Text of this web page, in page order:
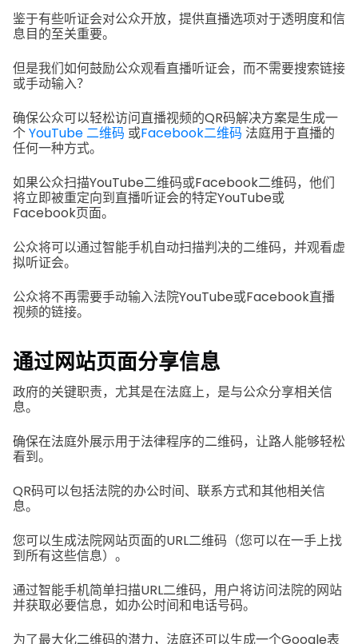
鉴于有些听证会对公众开放，提供直播选项对于透明度和信
息目的至关重要。
但是我们如何鼓励公众观看直播听证会，而不需要搜索链接
或手动输入？
确保公众可以轻松访问直播视频的QR码解决方案是生成一
个YouTube 二维码 或Facebook二维码 法庭用于直播的
任何一种方式。
如果公众扫描YouTube二维码或Facebook二维码，他们
将立即被重定向到直播听证会的特定YouTube或
Facebook页面。
公众将可以通过智能手机自动扫描判决的二维码，并观看虚
拟听证会。
公众将不再需要手动输入法院YouTube或Facebook直播
视频的链接。
通过网站页面分享信息
政府的关键职责，尤其是在法庭上，是与公众分享相关信
息。
确保在法庭外展示用于法律程序的二维码，让路人能够轻松
看到。
QR码可以包括法院的办公时间、联系方式和其他相关信
息。
您可以生成法院网站页面的URL二维码（您可以在一手上找
到所有这些信息）。
通过智能手机简单扫描URL二维码，用户将访问法院的网站
并获取必要信息，如办公时间和电话号码。
为了最大化二维码的潜力，法庭还可以生成一个Google表